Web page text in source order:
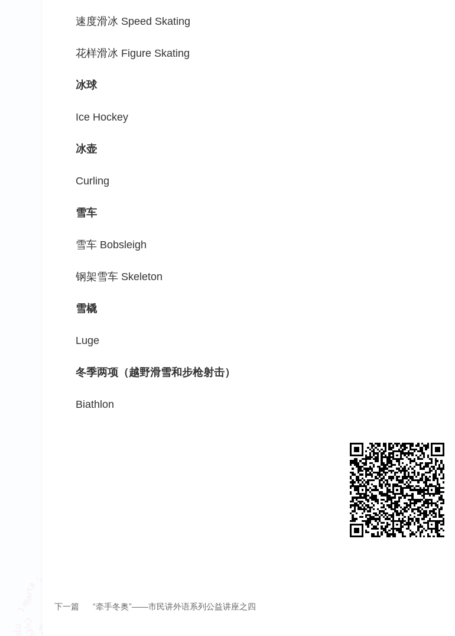
速度滑冰 Speed Skating
花样滑冰 Figure Skating
冰球
Ice Hockey
冰壶
Curling
雪车
雪车 Bobsleigh
钢架雪车 Skeleton
雪橇
Luge
冬季两项（越野滑雪和步枪射击）
Biathlon
下一篇 “牵手冬奥”——市民讲外语系列公益讲座之四